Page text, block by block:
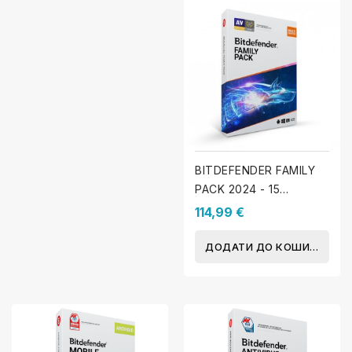
BITDEFENDER FAMILY
PACK 2024 - 15
пристроїв - 1 Рік
114,99 €
ДОДАТИ ДО КОШИКА